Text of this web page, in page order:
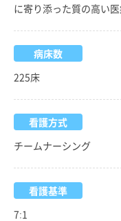
に寄り添った質の高い
病床数
225床
看護方式
チームナーシング
看護基準
7:1